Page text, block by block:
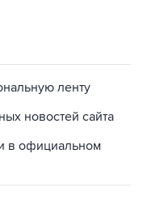
ленту
новостей сайта
в официальном